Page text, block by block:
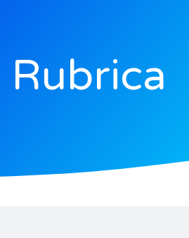
Rubrica